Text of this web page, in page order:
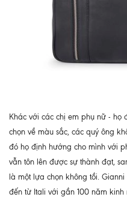
Khác với các chị em phụ nữ -
chọn về màu sắc, các quý ông
đó họ định hướng cho mình với
vẫn tôn lên được sự thành đạt,
là một lựa chọn không tồi. Gianni
đến từ Itali với gần 100 năm